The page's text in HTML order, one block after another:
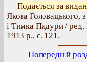
Подається за
Якова Головацького,
і Тимка Падури /
1913 р., с. 121.
Попередній